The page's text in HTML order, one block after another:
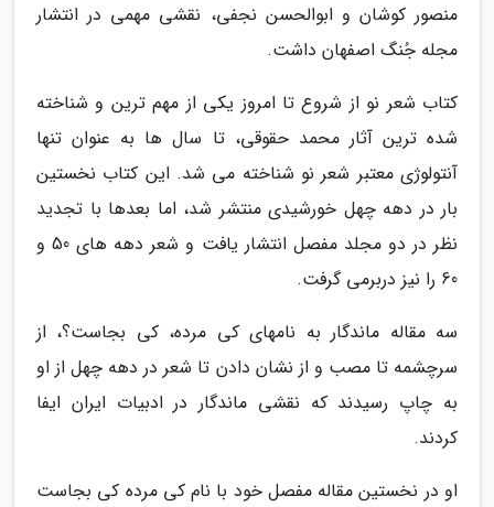
منصور کوشان و ابوالحسن نجفی، نقشی مهمی در انتشار
مجله جُنگ اصفهان داشت.
کتاب شعر نو از شروع تا امروز یکی از مهم ترین و شناخته
شده ترین آثار محمد حقوقی، تا سال ها به عنوان تنها
آنتولوژی معتبر شعر نو شناخته می شد. این کتاب نخستین
بار در دهه چهل خورشیدی منتشر شد، اما بعدها با تجدید
نظر در دو مجلد مفصل انتشار یافت و شعر دهه های 50 و
60 را نیز دربرمی گرفت.
سه مقاله ماندگار به نامهای کی مرده، کی بجاست؟، از
سرچشمه تا مصب و از نشان دادن تا شعر در دهه چهل از او
به چاپ رسیدند که نقشی ماندگار در ادبیات ایران ایفا
کردند.
او در نخستین مقاله مفصل خود با نام کی مرده کی بجاست